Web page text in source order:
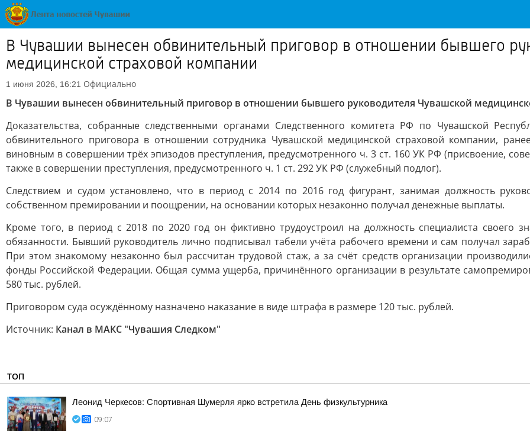
В Чувашии вынесен обвинительный приговор в отношении бывшего
медицинской страховой компании
1 июня 2026, 16:21 Официально
В Чувашии вынесен обвинительный приговор в отношении бывшего руководителя Чувашской
Доказательства, собранные следственными органами Следственного комитета РФ по Чувашской
обвинительного приговора в отношении сотрудника Чувашской медицинской страховой компании,
виновным в совершении трёх эпизодов преступления, предусмотренного ч. 3 ст. 160 УК РФ (присвоение,
также в совершении преступления, предусмотренного ч. 1 ст. 292 УК РФ (служебный подлог).
Следствием и судом установлено, что в период с 2014 по 2016 год фигурант, занимая должность
собственном премировании и поощрении, на основании которых незаконно получал денежные выплаты.
Кроме того, в период с 2018 по 2020 год он фиктивно трудоустроил на должность специалиста своего
обязанности. Бывший руководитель лично подписывал табели учёта рабочего времени и сам получал
При этом знакомому незаконно был рассчитан трудовой стаж, а за счёт средств организации
фонды Российской Федерации. Общая сумма ущерба, причинённого организации в результате
580 тыс. рублей.
Приговором суда осуждённому назначено наказание в виде штрафа в размере 120 тыс. рублей.
Источник: Канал в МАКС "Чувашия Следком"
ТОП
Леонид Черкесов: Спортивная Шумерля ярко встретила День физкультурника
09:07